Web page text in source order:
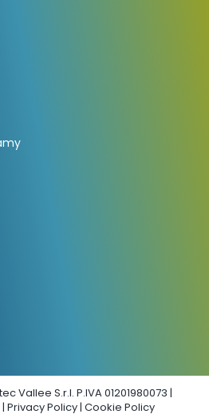
Vallee S.r.l. P.IVA 01201980073 |
| Privacy Policy| Cookie Policy